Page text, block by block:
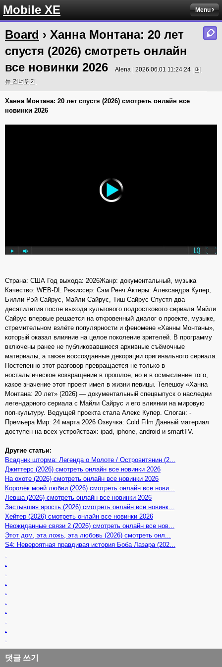
Mobile XE Menu
Board › Ханна Монтана: 20 лет
спустя (2026) смотреть онлайн
все новинки 2026
Alena | 2026.06.01 11:24:24 | 메
뉴 건너뛰기
Ханна Монтана: 20 лет спустя (2026) смотреть онлайн все
новинки 2026
Страна: США Год выхода: 2026Жанр: документальный, музыка
Качество: WEB-DL Режиссер: Сэм Ренч Актеры: Александра Купер,
Билли Рэй Сайрус, Майли Сайрус, Тиш Сайрус Спустя два
десятилетия после выхода культового подросткового сериала Майли
Сайрус впервые решается на откровенный диалог о проекте, музыке,
стремительном взлёте популярности и феномене «Ханны Монтаны»,
который оказал влияние на целое поколение зрителей. В программу
включены ранее не публиковавшиеся архивные съёмочные
материалы, а также воссозданные декорации оригинального сериала.
Постепенно этот разговор превращается не только в
ностальгическое возвращение в прошлое, но и в осмысление того,
какое значение этот проект имел в жизни певицы. Телешоу «Ханна
Монтана: 20 лет» (2026) — документальный спецвыпуск о наследии
легендарного сериала с Майли Сайрус и его влиянии на мировую
поп-культуру. Ведущей проекта стала Алекс Купер. Слоган: -
Премьера Мир: 24 марта 2026 Озвучка: Cold Film Данный материал
доступен на всех устройствах: ipad, iphone, android и smartTV.
Другие статьи:
Всадник шторма: Легенда о Молоте / Островитянин (2...
Джиттерс (2026) смотреть онлайн все новинки 2026
На охоте (2026) смотреть онлайн все новинки 2026
Королёк моей любви (2026) смотреть онлайн все нови...
Левша (2026) смотреть онлайн все новинки 2026
Застывшая ярость (2026) смотреть онлайн все новинк...
Хейтер (2026) смотреть онлайн все новинки 2026
Неожиданные связи 2 (2026) смотреть онлайн все нов...
Этот дом, эта ложь, эта любовь (2026) смотреть онл...
S4: Невероятная правдивая история Боба Лазара (202...
댓글 쓰기